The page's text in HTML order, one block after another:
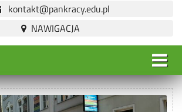
kontakt@pankracy.edu.pl